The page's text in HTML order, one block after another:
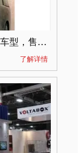
雷克萨斯LM在日本本土竟属“进口”车型，售价2580万日元
了解详情